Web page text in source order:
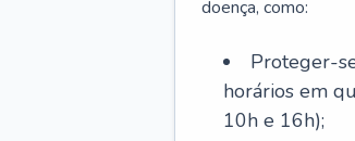
doença, como:
Proteger-
horários em
10h e 16h);